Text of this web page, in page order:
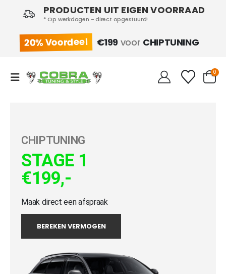
PRODUCTEN UIT EIGEN VOORRAAD
* Op werkdagen - direct opgestuurd!
20% Voordeel €199 voor CHIPTUNING
0
CHIPTUNING
STAGE 1
€199,-
Maak direct een afspraak
BEREKEN VERMOGEN